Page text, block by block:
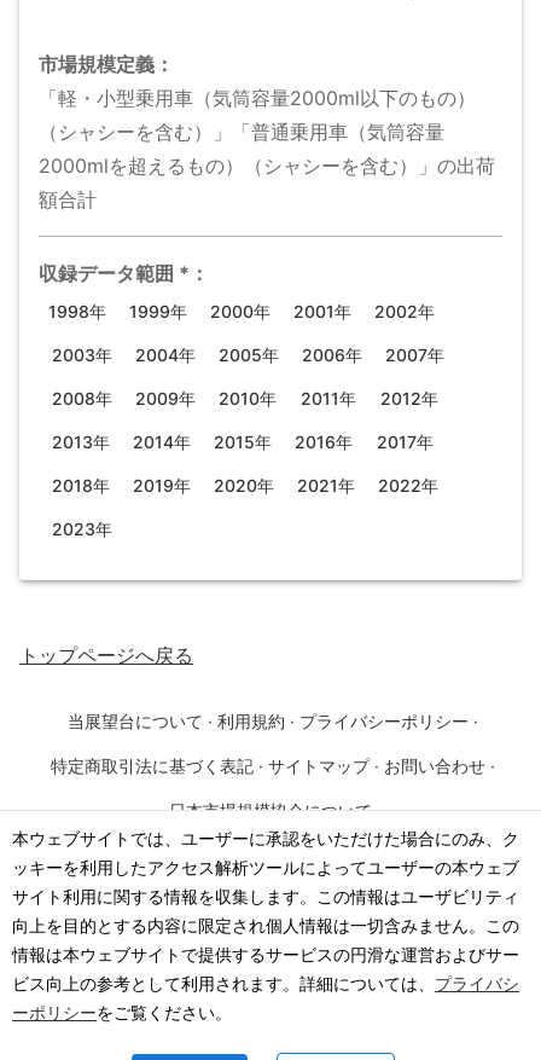
本ウェブサイトでは、ユーザーに承認をいただけた場合にのみ、ク
ッキーを利用したアクセス解析ツールによってユーザーの本ウェブ
サイト利用に関する情報を収集します。この情報はユーザビリティ
向上を目的とする内容に限定され個人情報は一切含みません。この
情報は本ウェブサイトで提供するサービスの円滑な運営およびサー
ビス向上の参考として利用されます。詳細については、 プライバシ
ーポリシーをご覧ください。
市場規模定義：
「軽・小型乗用車（気筒容量2000ml以下のもの）
（シャシーを含む）」「普通乗用車（気筒容量
2000mlを超えるもの）（シャシーを含む）」の出荷
額合計
収録データ範囲 * ：
1998年 1999年 2000年 2001年 2002年
2003年 2004年 2005年 2006年 2007年
2008年 2009年 2010年 2011年 2012年
2013年 2014年 2015年 2016年 2017年
2018年 2019年 2020年 2021年 2022年
2023年
トップページへ戻る
当展望台について · 利用規約 · プライバシーポリシー ·
特定商取引法に基づく表記 · サイトマップ · お問い合わせ ·
日本市場規模協会について
©2026· 一般社団法人 日本市場規模協会